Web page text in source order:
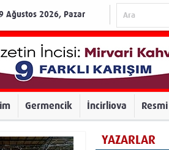
Ağustos 2026, Pazar
Germencik İncirliova
YAZARLAR